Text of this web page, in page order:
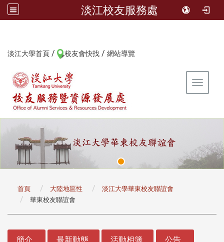
淡江校友服務處
淡江大學首頁 / 校友會快找 / 網站導覽
Toggle
首頁 大陸地區性
淡江大學華東校友聯誼會
華東校友聯誼會
簡介 最新動態 活動相簿 公告